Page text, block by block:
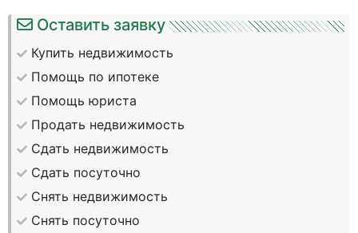
Оставить заявку
Купить недвижимость
Помощь по ипотеке
Помощь юриста
Продать недвижимость
Сдать недвижимость
Сдать посуточно
Снять недвижимость
Снять посуточно